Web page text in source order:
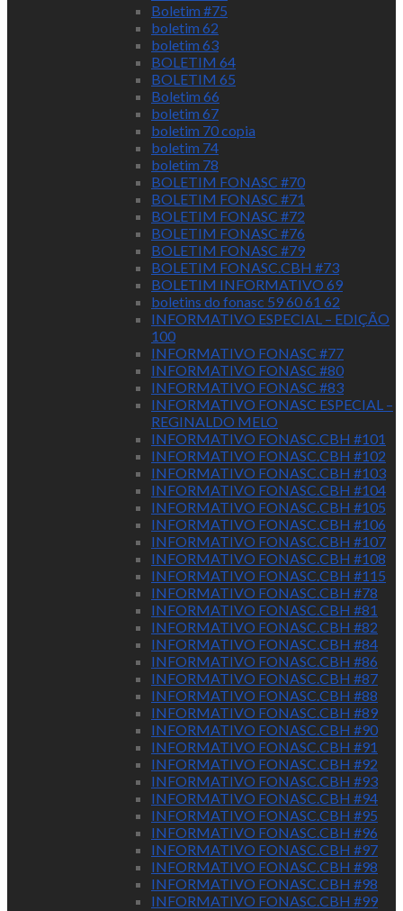
Boletim #75
boletim 62
boletim 63
BOLETIM 64
BOLETIM 65
Boletim 66
boletim 67
boletim 70 copia
boletim 74
boletim 78
BOLETIM FONASC #70
BOLETIM FONASC #71
BOLETIM FONASC #72
BOLETIM FONASC #76
BOLETIM FONASC #79
BOLETIM FONASC.CBH #73
BOLETIM INFORMATIVO 69
boletins do fonasc 59 60 61 62
INFORMATIVO ESPECIAL – EDIÇÃO
100
INFORMATIVO FONASC #77
INFORMATIVO FONASC #80
INFORMATIVO FONASC #83
INFORMATIVO FONASC ESPECIAL –
REGINALDO MELO
INFORMATIVO FONASC.CBH #101
INFORMATIVO FONASC.CBH #102
INFORMATIVO FONASC.CBH #103
INFORMATIVO FONASC.CBH #104
INFORMATIVO FONASC.CBH #105
INFORMATIVO FONASC.CBH #106
INFORMATIVO FONASC.CBH #107
INFORMATIVO FONASC.CBH #108
INFORMATIVO FONASC.CBH #115
INFORMATIVO FONASC.CBH #78
INFORMATIVO FONASC.CBH #81
INFORMATIVO FONASC.CBH #82
INFORMATIVO FONASC.CBH #84
INFORMATIVO FONASC.CBH #86
INFORMATIVO FONASC.CBH #87
INFORMATIVO FONASC.CBH #88
INFORMATIVO FONASC.CBH #89
INFORMATIVO FONASC.CBH #90
INFORMATIVO FONASC.CBH #91
INFORMATIVO FONASC.CBH #92
INFORMATIVO FONASC.CBH #93
INFORMATIVO FONASC.CBH #94
INFORMATIVO FONASC.CBH #95
INFORMATIVO FONASC.CBH #96
INFORMATIVO FONASC.CBH #97
INFORMATIVO FONASC.CBH #98
INFORMATIVO FONASC.CBH #98
INFORMATIVO FONASC.CBH #99